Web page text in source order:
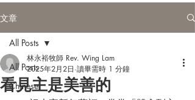
文章
All Posts
Chinese
All Posts
看見主是美善的
林永裕牧師 Rev. Wing Lam
2025年2月2日 讀畢需時 1 分鐘